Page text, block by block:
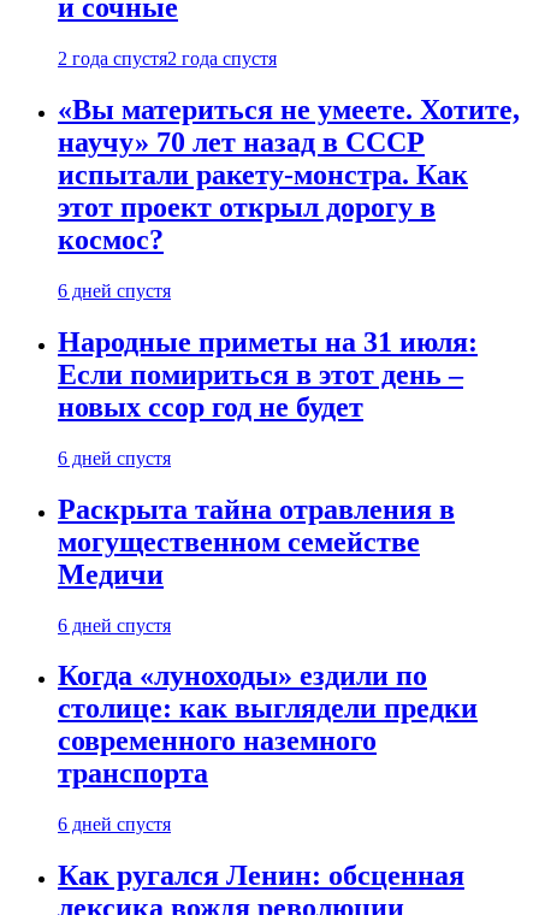
и сочные
2 года спустя2 года спустя
«Вы материться не умеете. Хотите,
научу» 70 лет назад в СССР
испытали ракету-монстра. Как
этот проект открыл дорогу в
космос?
6 дней спустя
Народные приметы на 31 июля:
Если помириться в этот день –
новых ссор год не будет
6 дней спустя
Раскрыта тайна отравления в
могущественном семействе
Медичи
6 дней спустя
Когда «луноходы» ездили по
столице: как выглядели предки
современного наземного
транспорта
6 дней спустя
Как ругался Ленин: обсценная
лексика вождя революции